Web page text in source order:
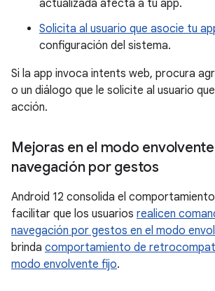
actualizada afecta a tu app.
Solicita al usuario que asocie tu
configuración del sistema.
Si la app invoca intents web, procura
o un diálogo que le solicite al usuario
acción.
Mejoras en el modo
navegación por gestos
Android 12 consolida el
facilitar que los usuarios realicen
navegación por gestos en el modo
brinda comportamiento de
modo envolvente fijo.